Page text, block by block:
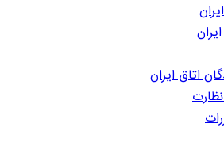
اتاق ایران